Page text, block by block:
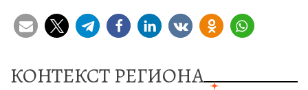
КОНТЕКСТ РЕГИОНА